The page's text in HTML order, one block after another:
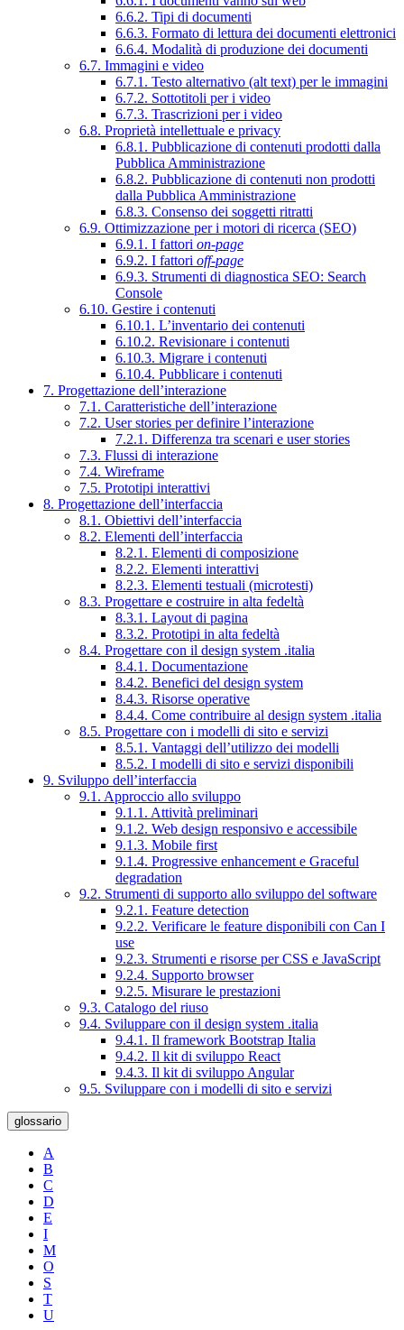
6.6.2. Tipi di documenti
6.6.3. Formato di lettura dei documenti elettronici
6.6.4. Modalità di produzione dei documenti
6.7. Immagini e video
6.7.1. Testo alternativo (alt text) per le immagini
6.7.2. Sottotitoli per i video
6.7.3. Trascrizioni per i video
6.8. Proprietà intellettuale e privacy
6.8.1. Pubblicazione di contenuti prodotti dalla
Pubblica Amministrazione
6.8.2. Pubblicazione di contenuti non prodotti
dalla Pubblica Amministrazione
6.8.3. Consenso dei soggetti ritratti
6.9. Ottimizzazione per i motori di ricerca (SEO)
6.9.1. I fattori on-page
6.9.2. I fattori off-page
6.9.3. Strumenti di diagnostica SEO: Search
Console
6.10. Gestire i contenuti
6.10.1. L’inventario dei contenuti
6.10.2. Revisionare i contenuti
6.10.3. Migrare i contenuti
6.10.4. Pubblicare i contenuti
7. Progettazione dell’interazione
7.1. Caratteristiche dell’interazione
7.2. User stories per definire l’interazione
7.2.1. Differenza tra scenari e user stories
7.3. Flussi di interazione
7.4. Wireframe
7.5. Prototipi interattivi
8. Progettazione dell’interfaccia
8.1. Obiettivi dell’interfaccia
8.2. Elementi dell’interfaccia
8.2.1. Elementi di composizione
8.2.2. Elementi interattivi
8.2.3. Elementi testuali (microtesti)
8.3. Progettare e costruire in alta fedeltà
8.3.1. Layout di pagina
8.3.2. Prototipi in alta fedeltà
8.4. Progettare con il design system .italia
8.4.1. Documentazione
8.4.2. Benefici del design system
8.4.3. Risorse operative
8.4.4. Come contribuire al design system .italia
8.5. Progettare con i modelli di sito e servizi
8.5.1. Vantaggi dell’utilizzo dei modelli
8.5.2. I modelli di sito e servizi disponibili
9. Sviluppo dell’interfaccia
9.1. Approccio allo sviluppo
9.1.1. Attività preliminari
9.1.2. Web design responsivo e accessibile
9.1.3. Mobile first
9.1.4. Progressive enhancement e Graceful
degradation
9.2. Strumenti di supporto allo sviluppo del software
9.2.1. Feature detection
9.2.2. Verificare le feature disponibili con Can I
use
9.2.3. Strumenti e risorse per CSS e JavaScript
9.2.4. Supporto browser
9.2.5. Misurare le prestazioni
9.3. Catalogo del riuso
9.4. Sviluppare con il design system .italia
9.4.1. Il framework Bootstrap Italia
9.4.2. Il kit di sviluppo React
9.4.3. Il kit di sviluppo Angular
9.5. Sviluppare con i modelli di sito e servizi
glossario
A
B
C
D
E
I
M
O
S
T
U